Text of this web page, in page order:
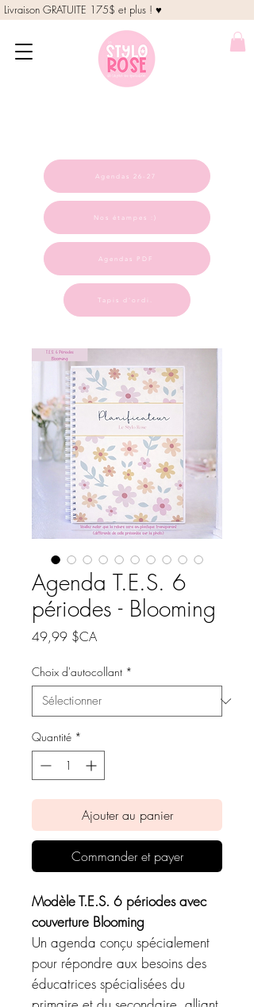
Livraison GRATUITE 175$ et plus ! ♥
Agendas 26-27
Nos étampes :)
Agendas PDF
Tapis d'ordi.
Agenda T.E.S. 6
périodes - Blooming
49,99 $CAPrix
Choix d'autocollant *
Quantité *
Ajouter au panier
Commander et payer
Modèle T.E.S. 6 périodes avec
couverture Blooming
Un agenda conçu spécialement
pour répondre aux besoins des
éducatrices spécialisées du